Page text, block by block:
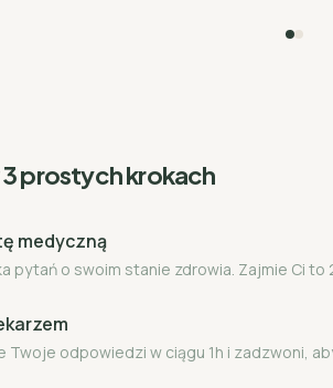
prostych krokach
medyczną
pytań o swoim stanie zdrowia. Zajmie Ci to
Twoje odpowiedzi w ciągu 1h i zadzwoni,